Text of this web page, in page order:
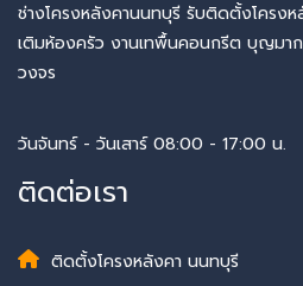
ช่างโครงหลังคานนทบุรี รับติดตั้งโครง
เติมห้องครัว งานเทพื้นคอนกรีต บุญมา
วงจร
วันจันทร์ - วันเสาร์ 08:00 - 17:00 น.
ติดต่อเรา
ติดตั้งโครงหลังคา นนทบุรี